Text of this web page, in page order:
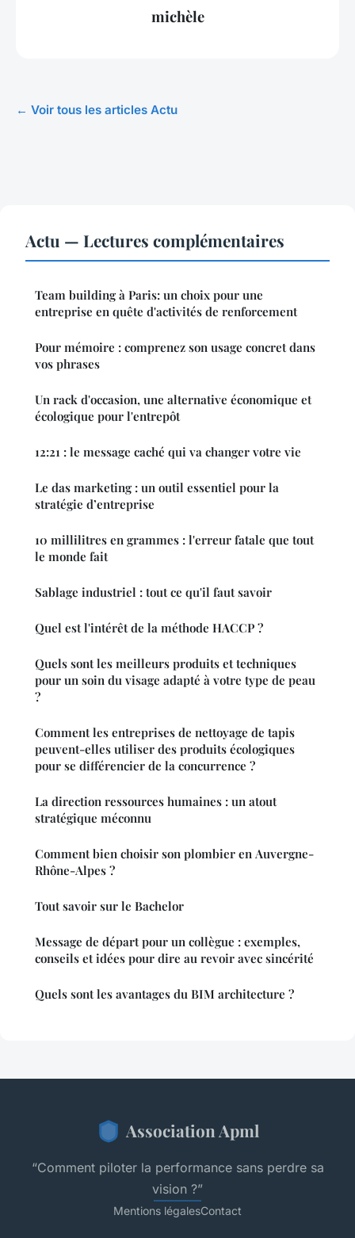
michèle
← Voir tous les articles Actu
Actu — Lectures complémentaires
Team building à Paris: un choix pour une
entreprise en quête d'activités de renforcement
Pour mémoire : comprenez son usage concret dans
vos phrases
Un rack d'occasion, une alternative économique et
écologique pour l'entrepôt
12:21 : le message caché qui va changer votre vie
Le das marketing : un outil essentiel pour la
stratégie d’entreprise
10 millilitres en grammes : l'erreur fatale que tout
le monde fait
Sablage industriel : tout ce qu'il faut savoir
Quel est l'intérêt de la méthode HACCP ?
Quels sont les meilleurs produits et techniques
pour un soin du visage adapté à votre type de peau
?
Comment les entreprises de nettoyage de tapis
peuvent-elles utiliser des produits écologiques
pour se différencier de la concurrence ?
La direction ressources humaines : un atout
stratégique méconnu
Comment bien choisir son plombier en Auvergne-
Rhône-Alpes ?
Tout savoir sur le Bachelor
Message de départ pour un collègue : exemples,
conseils et idées pour dire au revoir avec sincérité
Quels sont les avantages du BIM architecture ?
Association Apml
“Comment piloter la performance sans perdre sa
vision ?”
Mentions légalesContact